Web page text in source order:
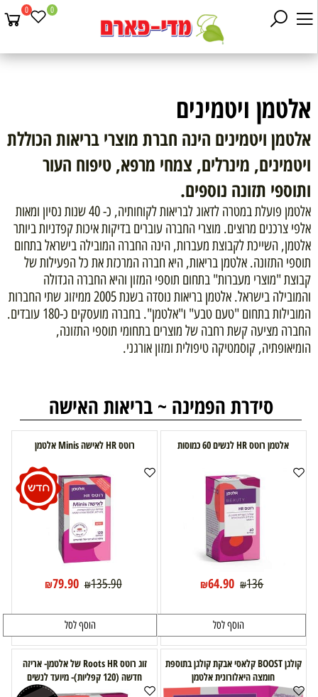
0 0
אלטמן ויטמינים
אלטמן ויטמינים הינה חברת מוצרי בריאות הכוללת
ויטמינים, מינרלים, צמחי מרפא, טיפוח העור
ותוספי תזונה נוספים.
אלטמן פועלת במטרה לדאוג לבריאות לקוחותיה, כ- 40 שנות נסיון ומאות
אלפי צרכנים מרוצים. מוצרי החברה עוברים בדיקות איכות קפדניות ביותר
אלטמן, השייכת לקבוצת מעברות, הינה החברה המובילה בישראל בתחום
תוספי התזונה. אלטמן בריאות, היא חברה המרכזת את כל הפעילות של
קבוצת "מוצרי מעברות" בתחום תוספי המזון והיא החברה הגדולה
והמובילה בישראל. אלטמן בריאות נוסדה בשנת 2005 ממיזוג שתי החברות
המובילות בתחום "טעם טבע" ו"אלטמן". בחברה מועסקים כ-180 עובדים.
החברה מציעה קשת רחבה של מוצרים בתחומי תוספי התזונה,
הומיאופתיה, קוסמטיקה טיפולית ומזון אורגני.
סידרת הפמינה ~ בריאות האישה
אלטמן רוטס HR לנשים 60 כמוסות
₪136
₪64.90
הוסף לסל
רוטס HR לאישה Minis אלטמן
₪135.90
₪79.90
הוסף לסל
קולגן BOOST קלאסי אבקת קולגן בתוספת
חומצה היאלורונית אלטמן
זוג רוטס Roots HR של אלטמן- אריזה
חדשה (120 קפליות)- מיועד לנשים